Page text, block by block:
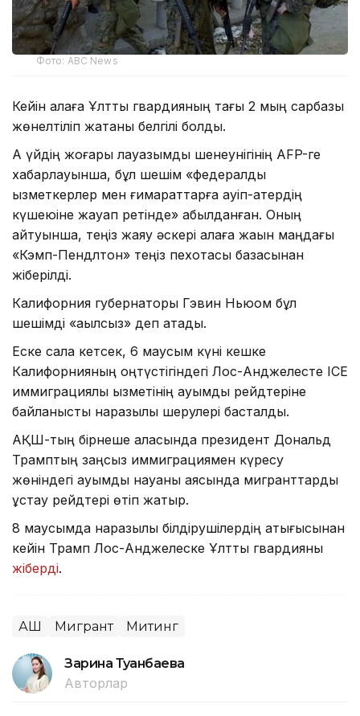
Фото: ABC News
Кейін қалаға Ұлттық гвардияның тағы 2 мың сарбазы
жөнелтіліп жатқаны белгілі болды.
Ақ үйдің жоғары лауазымды шенеунігінің AFP-ге
хабарлауынша, бұл шешім «федералдық
қызметкерлер мен ғимараттарға қауіп-қатердің
күшеюіне жауап ретінде» қабылданған. Оның
айтуынша, теңіз жаяу әскері қалаға жақын маңдағы
«Кэмп-Пендлтон» теңіз пехотасы базасынан
жіберілді.
Калифорния губернаторы Гэвин Ньюом бұл
шешімді «ақылсыз» деп атады.
Еске сала кетсек, 6 маусым күні кешке
Калифорнияның оңтүстігіндегі Лос-Анджелесте ICE
иммиграциялық қызметінің ауқымды рейдтеріне
байланысты наразылық шерулері басталды.
АҚШ-тың бірнеше қаласында президент Дональд
Трамптың заңсыз иммиграциямен күресу
жөніндегі ауқымды науқаны аясында мигранттарды
ұстау рейдтері өтіп жатыр.
8 маусымда наразылық білдірушілердің қақтығысынан
кейін Трамп Лос-Анджелеске Ұлттық гвардияны
жіберді.
АҚШ Мигрант Митинг
Зарина Туғанбаева
Авторлар